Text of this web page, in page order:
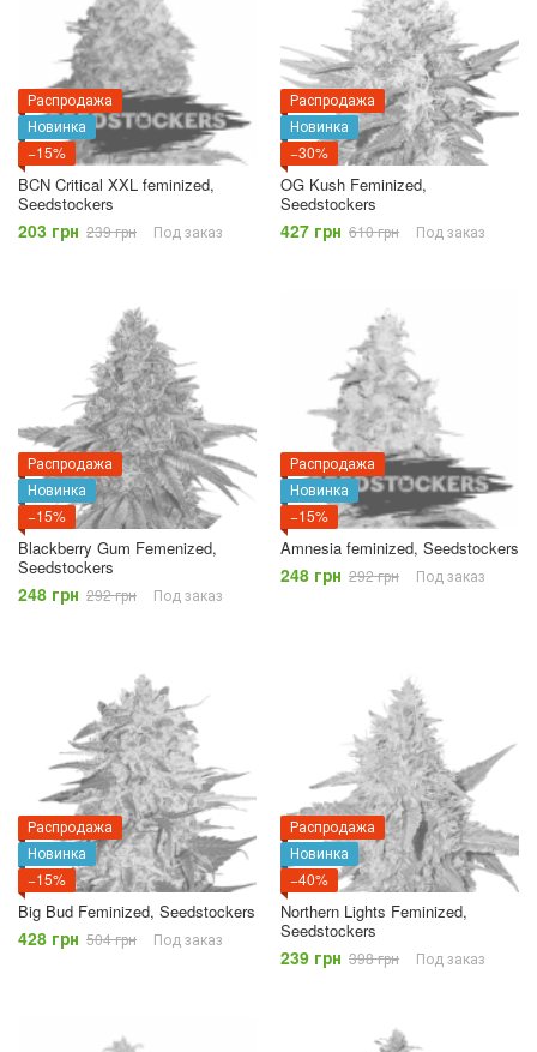
Распродажа
Новинка
−15%
BCN Critical XXL feminized,
Seedstockers
203 грн 239 грн Под заказ
Распродажа
Новинка
−30%
OG Kush Feminized,
Seedstockers
427 грн 610 грн Под заказ
Распродажа
Новинка
−15%
Blackberry Gum Femenized,
Seedstockers
248 грн 292 грн Под заказ
Распродажа
Новинка
−15%
Amnesia feminized, Seedstockers
248 грн 292 грн Под заказ
Распродажа
Новинка
−15%
Big Bud Feminized, Seedstockers
428 грн 504 грн Под заказ
Распродажа
Новинка
−40%
Northern Lights Feminized,
Seedstockers
239 грн 398 грн Под заказ